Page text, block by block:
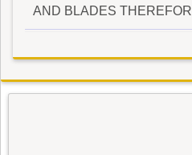
AND BLADES THEREFOR